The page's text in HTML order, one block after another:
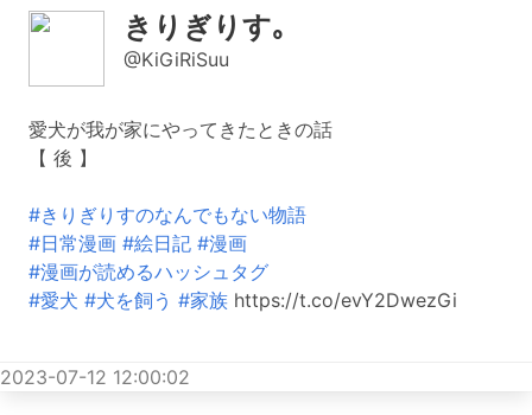
きりぎりす｡
@KiGiRiSuu
愛犬が我が家にやってきたときの話
【 後 】
#きりぎりすのなんでもない物語
#日常漫画 #絵日記 #漫画
#漫画が読めるハッシュタグ
#愛犬 #犬を飼う #家族 https://t.co/evY2DwezGi
2023-07-12 12:00:02